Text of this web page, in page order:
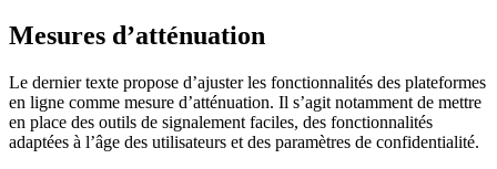
Mesures d’atténuation
Le dernier texte propose d’ajuster les fonctionnalités des plateformes
en ligne comme mesure d’atténuation. Il s’agit notamment de mettre
en place des outils de signalement faciles, des fonctionnalités
adaptées à l’âge des utilisateurs et des paramètres de confidentialité.